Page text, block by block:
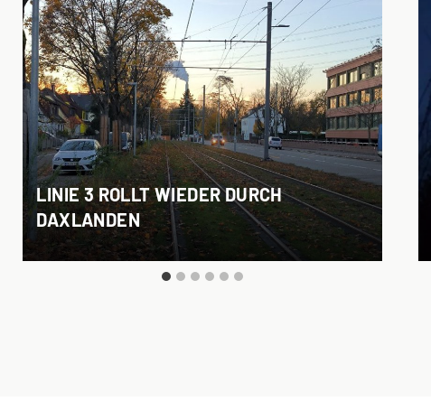
LINIE 3 ROLLT WIEDER DURCH
DAXLANDEN